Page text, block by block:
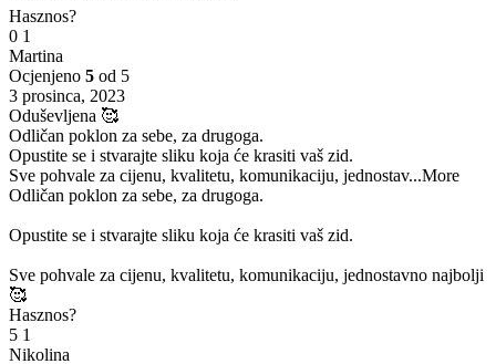
Hasznos?
0 1
Martina
Ocjenjeno 5 od 5
3 prosinca, 2023
Oduševljena 🥰
Odličan poklon za sebe, za drugoga.
Opustite se i stvarajte sliku koja će krasiti vaš zid.
Sve pohvale za cijenu, kvalitetu, komunikaciju, jednostav...More
Odličan poklon za sebe, za drugoga.
Opustite se i stvarajte sliku koja će krasiti vaš zid.
Sve pohvale za cijenu, kvalitetu, komunikaciju, jednostavno najbolji
🥰
Hasznos?
5 1
Nikolina